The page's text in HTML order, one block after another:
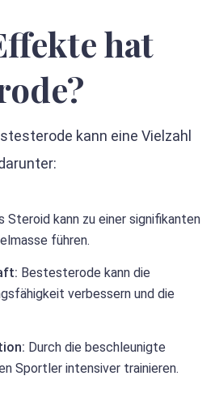
hat
kann eine Vielzahl
Steroid kann zu einer signifikanten
führen.
Bestesterode kann die
verbessern und die
Durch die beschleunigte
Sportler intensiver trainieren.